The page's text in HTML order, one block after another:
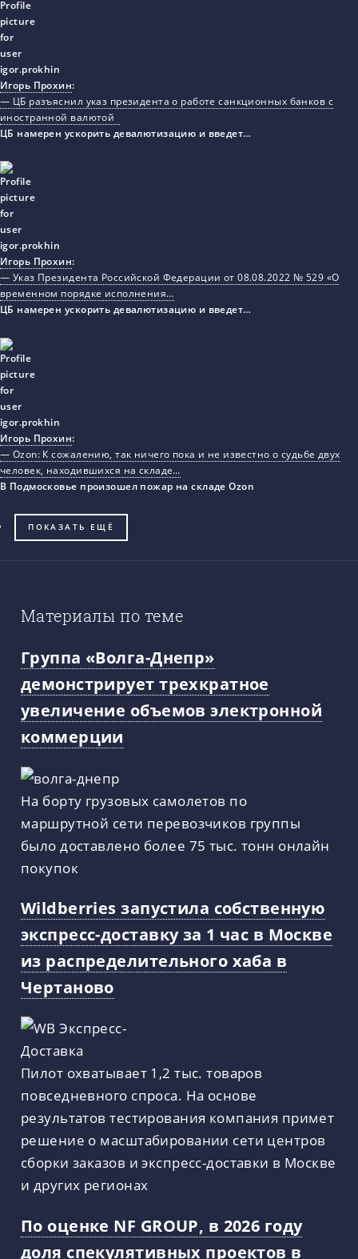
Игорь Прохин:
— ЦБ разъяснил указ президента о работе санкционных банков с
иностранной валютой
ЦБ намерен ускорить девалютизацию и введет…
Игорь Прохин:
— Указ Президента Российской Федерации от 08.08.2022 № 529 «О
временном порядке исполнения…
ЦБ намерен ускорить девалютизацию и введет…
Игорь Прохин:
— Ozon: К сожалению, так ничего пока и не известно о судьбе двух
человек, находившихся на складе…
В Подмосковье произошел пожар на складе Ozon
ПОКАЗАТЬ ЕЩЁ
Материалы по теме
Группа «Волга-Днепр»
демонстрирует трехкратное
увеличение объемов электронной
коммерции
На борту грузовых самолетов по
маршрутной сети перевозчиков группы
было доставлено более 75 тыс. тонн онлайн
покупок
Wildberries запустила собственную
экспресс-доставку за 1 час в Москве
из распределительного хаба в
Чертаново
Пилот охватывает 1,2 тыс. товаров
повседневного спроса. На основе
результатов тестирования компания примет
решение о масштабировании сети центров
сборки заказов и экспресс-доставки в Москве
и других регионах
По оценке NF GROUP, в 2026 году
доля спекулятивных проектов в